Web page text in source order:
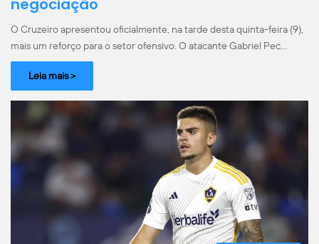
negociação
O Cruzeiro apresentou oficialmente, na tarde desta quinta-feira (9),
mais um reforço para o setor ofensivo. O atacante Gabriel Pec…
Leia mais >